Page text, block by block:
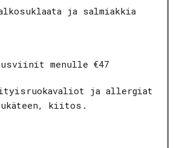
ja salmiakkia
menulle €47
ja allergiat
kiitos.